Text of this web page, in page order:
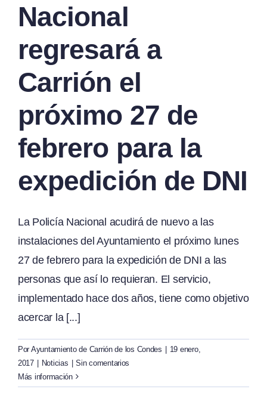
Nacional
regresará a
Carrión el
próximo 27 de
febrero para la
expedición de DNI
La Policía Nacional acudirá de nuevo a las
instalaciones del Ayuntamiento el próximo lunes
27 de febrero para la expedición de DNI a las
personas que así lo requieran. El servicio,
implementado hace dos años, tiene como objetivo
acercar la [...]
Por Ayuntamiento de Carrión de los Condes | 19 enero,
2017 | Noticias | Sin comentarios
Más información